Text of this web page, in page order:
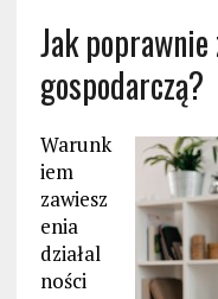
Jak
gospodarczą?
Warunk
iem
zawiesz
enia
działal
ności